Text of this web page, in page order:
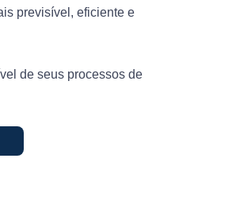
previsível, eficiente e
de seus processos de